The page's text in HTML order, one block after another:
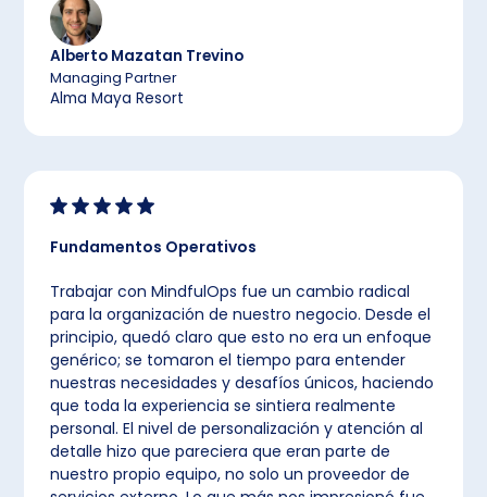
Alberto Mazatan Trevino
Managing Partner
Alma Maya Resort
Fundamentos Operativos
Trabajar con MindfulOps fue un cambio radical
para la organización de nuestro negocio. Desde el
principio, quedó claro que esto no era un enfoque
genérico; se tomaron el tiempo para entender
nuestras necesidades y desafíos únicos, haciendo
que toda la experiencia se sintiera realmente
personal. El nivel de personalización y atención al
detalle hizo que pareciera que eran parte de
nuestro propio equipo, no solo un proveedor de